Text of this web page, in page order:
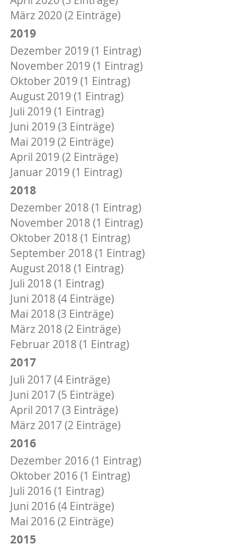
März 2020 (2 Einträge)
2019
Dezember 2019 (1 Eintrag)
November 2019 (1 Eintrag)
Oktober 2019 (1 Eintrag)
August 2019 (1 Eintrag)
Juli 2019 (1 Eintrag)
Juni 2019 (3 Einträge)
Mai 2019 (2 Einträge)
April 2019 (2 Einträge)
Januar 2019 (1 Eintrag)
2018
Dezember 2018 (1 Eintrag)
November 2018 (1 Eintrag)
Oktober 2018 (1 Eintrag)
September 2018 (1 Eintrag)
August 2018 (1 Eintrag)
Juli 2018 (1 Eintrag)
Juni 2018 (4 Einträge)
Mai 2018 (3 Einträge)
März 2018 (2 Einträge)
Februar 2018 (1 Eintrag)
2017
Juli 2017 (4 Einträge)
Juni 2017 (5 Einträge)
April 2017 (3 Einträge)
März 2017 (2 Einträge)
2016
Dezember 2016 (1 Eintrag)
Oktober 2016 (1 Eintrag)
Juli 2016 (1 Eintrag)
Juni 2016 (4 Einträge)
Mai 2016 (2 Einträge)
2015